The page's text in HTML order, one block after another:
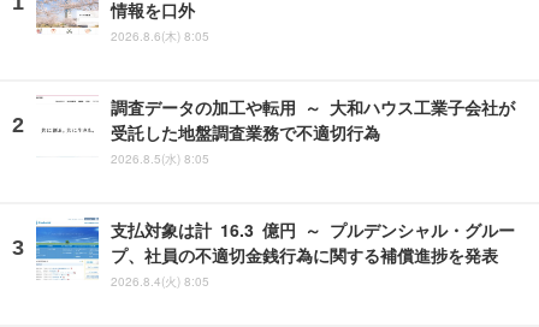
情報を口外
2026.8.6(木) 8:05
調査データの加工や転用 ～ 大和ハウス工業子会社が
受託した地盤調査業務で不適切行為
2026.8.5(水) 8:05
支払対象は計 16.3 億円 ～ プルデンシャル・グルー
プ、社員の不適切金銭行為に関する補償進捗を発表
2026.8.4(火) 8:05